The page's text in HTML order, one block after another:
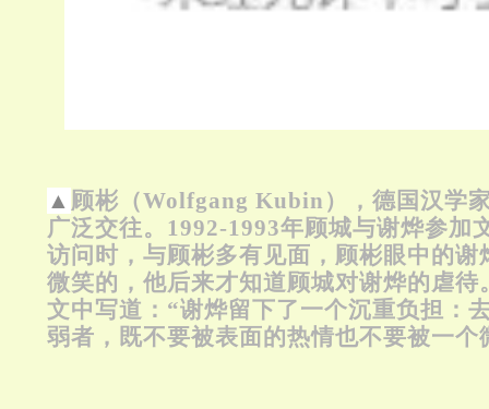
▲ 顾彬（Wolfgang Kubin），德国汉学
广泛交往。1992-1993年顾城与谢烨参加
访问时，与顾彬多有见面，顾彬眼中的谢
微笑的，他后来才知道顾城对谢烨的虐待
文中写道：“谢烨留下了一个沉重负担：
弱者，既不要被表面的热情也不要被一个